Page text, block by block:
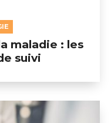
maladie : les
suivi